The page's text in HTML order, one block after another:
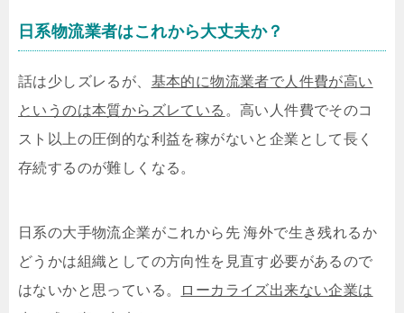
日系物流業者はこれから大丈夫か？
話は少しズレるが、 基本的に物流業者で人件費が高い
というのは本質からズレている 。高い人件費でそのコ
スト以上の圧倒的な利益を稼がないと企業として長く
存続するのが難しくなる。
日系の大手物流企業がこれから先 海外で生き残れるか
どうかは組織としての方向性を見直す必要があるので
はないかと思っている。
ローカライズ出来ない企業は